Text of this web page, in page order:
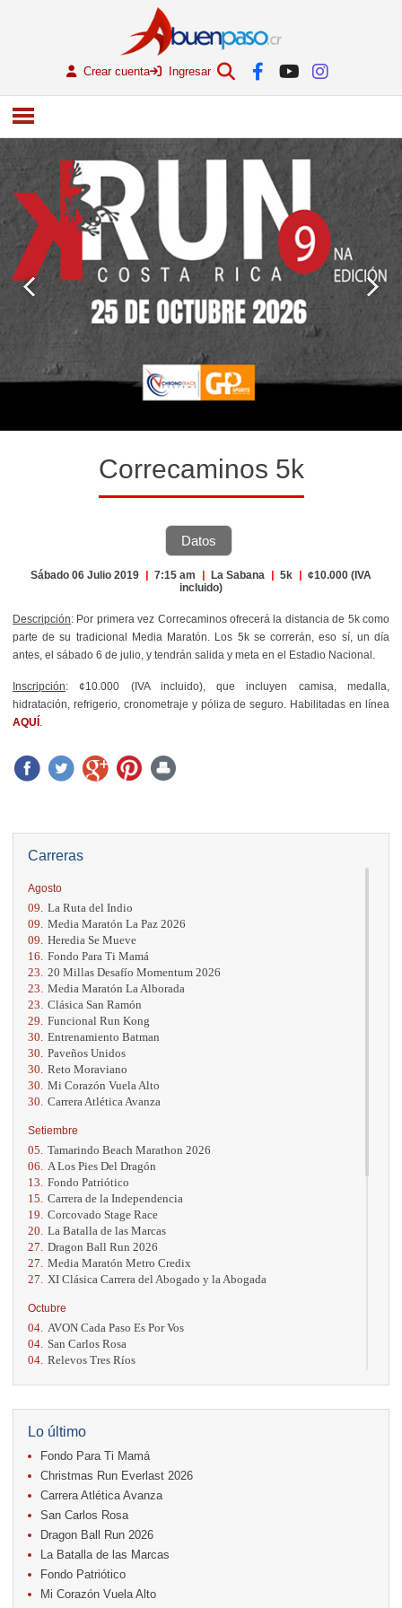
Crear cuenta Ingresar
Carreras
Agosto
09. La Ruta del Indio
09. Media Maratón La Paz 2026
09. Heredia Se Mueve
16. Fondo Para Ti Mamá
23. 20 Millas Desafío Momentum 2026
23. Media Maratón La Alborada
23. Clásica San Ramón
29. Funcional Run Kong
30. Entrenamiento Batman
30. Paveños Unidos
30. Reto Moraviano
30. Mi Corazón Vuela Alto
30. Carrera Atlética Avanza
Setiembre
05. Tamarindo Beach Marathon 2026
06.
A Los Pies Del Dragón
13. Fondo Patriótico
15. Carrera de la Independencia
19. Corcovado Stage Race
20. La Batalla de las Marcas
27. Dragon Ball Run 2026
27. Media Maratón Metro Credix
27.
XI Clásica Carrera del Abogado y la Abogada
Octubre
04. AVON Cada Paso Es Por Vos
04. San Carlos Rosa
04. Relevos Tres Ríos
17. Caribe Paradise Run
18.
Casa Turire Trail Run
18. Warriors Run Circuit
18. Samsung Jacó Beach Half Marathon 2026
25. KRun by Under Armour
25. Run Alajuela
Noviembre
08. Lindora Run
15. Entre Pan y Rosas
Diciembre
Lo último
Fondo Para Ti Mamá
Christmas Run Everlast 2026
Carrera Atlética Avanza
San Carlos Rosa
Dragon Ball Run 2026
La Batalla de las Marcas
Fondo Patriótico
Mi Corazón Vuela Alto
Correcaminos 5k
Datos
Sábado 06 Julio 2019 | 7:15 am | La Sabana | 5k | ¢10.000 (IVA
incluido)
Descripción: Por primera vez Correcaminos ofrecerá la distancia de 5k como
parte de su tradicional Media Maratón. Los 5k se correrán, eso sí, un día
antes, el sábado 6 de julio, y tendrán salida y meta en el Estadio Nacional.
Inscripción: ¢10.000 (IVA incluido), que incluyen camisa, medalla,
hidratación, refrigerio, cronometraje y póliza de seguro. Habilitadas en línea
AQUÍ